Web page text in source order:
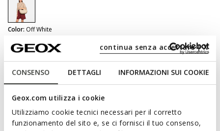
CONSENSO DETTAGLI INFORMAZIONI SUI COOKIE
Geox.com utilizza i cookie
Utilizziamo cookie tecnici necessari per il corretto
funzionamento del sito e, se ci fornisci il tuo consenso,
continua senza accettare | X
Pluette Bag Woman
Shoulder bag
Color: Off White
selected
NOT SHOPPABLE
We are sorry! It is not possible to purchase this item in the